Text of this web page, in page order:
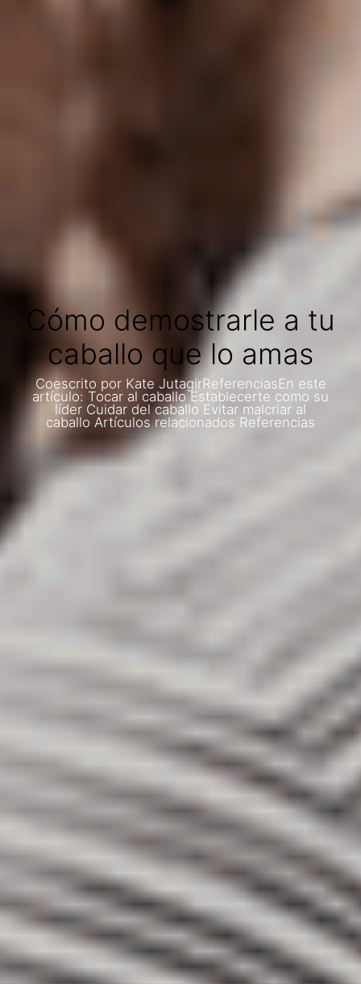
Cómo demostrarle a tu
caballo que lo amas
Coescrito por Kate JutagirReferenciasEn este
artículo: Tocar al caballo Establecerte como su
líder Cuidar del caballo Evitar malcriar al
caballo Artículos relacionados Referencias